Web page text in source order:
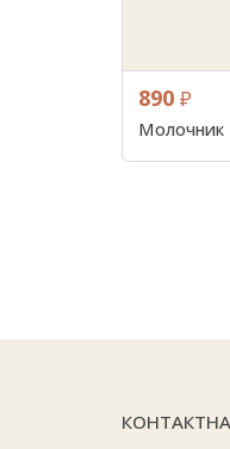
890 ₽
Молочник